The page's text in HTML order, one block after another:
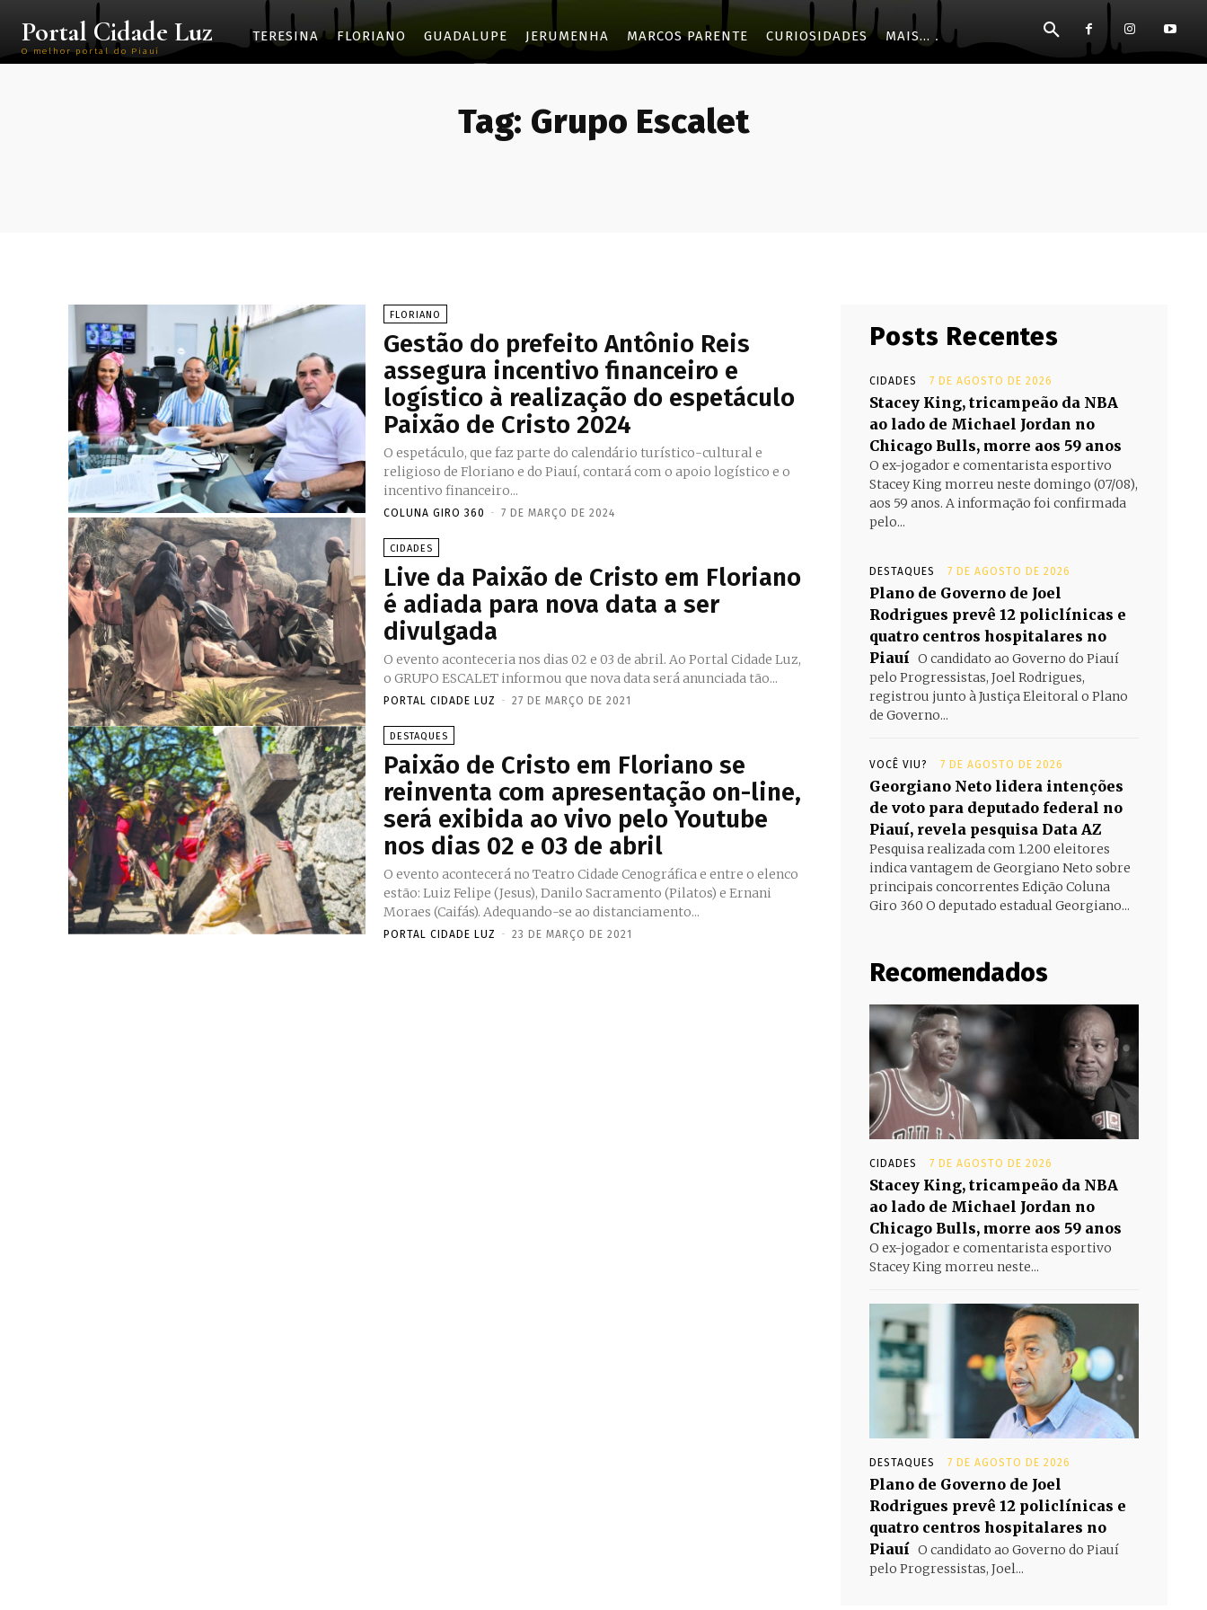
Portal Cidade Luz
O melhor portal do Piauí
TERESINA FLORIANO GUADALUPE JERUMENHA MARCOS PARENTE CURIOSIDADES MAIS...
Tag: Grupo Escalet
FLORIANO
Gestão do prefeito Antônio Reis
assegura incentivo financeiro e
logístico à realização do espetáculo
Paixão de Cristo 2024
O espetáculo, que faz parte do calendário turístico-cultural e
religioso de Floriano e do Piauí, contará com o apoio logístico e o
incentivo financeiro...
COLUNA GIRO 360 - 7 DE MARÇO DE 2024
CIDADES
Live da Paixão de Cristo em Floriano
é adiada para nova data a ser
divulgada
O evento aconteceria nos dias 02 e 03 de abril. Ao Portal Cidade Luz,
o GRUPO ESCALET informou que nova data será anunciada tão...
PORTAL CIDADE LUZ - 27 DE MARÇO DE 2021
DESTAQUES
Paixão de Cristo em Floriano se
reinventa com apresentação on-line,
será exibida ao vivo pelo Youtube
nos dias 02 e 03 de abril
O evento acontecerá no Teatro Cidade Cenográfica e entre o elenco
estão: Luiz Felipe (Jesus), Danilo Sacramento (Pilatos) e Ernani
Moraes (Caifás). Adequando-se ao distanciamento...
PORTAL CIDADE LUZ - 23 DE MARÇO DE 2021
Posts Recentes
CIDADES 7 DE AGOSTO DE 2026
Stacey King, tricampeão da NBA
ao lado de Michael Jordan no
Chicago Bulls, morre aos 59 anos
O ex-jogador e comentarista esportivo
Stacey King morreu neste domingo (07/08),
aos 59 anos. A informação foi confirmada
pelo...
DESTAQUES 7 DE AGOSTO DE 2026
Plano de Governo de Joel
Rodrigues prevê 12 policlínicas e
quatro centros hospitalares no
Piauí O candidato ao Governo do Piauí
pelo Progressistas, Joel Rodrigues,
registrou junto à Justiça Eleitoral o Plano
de Governo...
VOCÊ VIU? 7 DE AGOSTO DE 2026
Georgiano Neto lidera intenções
de voto para deputado federal no
Piauí, revela pesquisa Data AZ
Pesquisa realizada com 1.200 eleitores
indica vantagem de Georgiano Neto sobre
principais concorrentes Edição Coluna
Giro 360 O deputado estadual Georgiano...
Recomendados
CIDADES 7 DE AGOSTO DE 2026
Stacey King, tricampeão da NBA
ao lado de Michael Jordan no
Chicago Bulls, morre aos 59 anos
O ex-jogador e comentarista esportivo
Stacey King morreu neste...
DESTAQUES 7 DE AGOSTO DE 2026
Plano de Governo de Joel
Rodrigues prevê 12 policlínicas e
quatro centros hospitalares no
Piauí O candidato ao Governo do Piauí
pelo Progressistas, Joel...